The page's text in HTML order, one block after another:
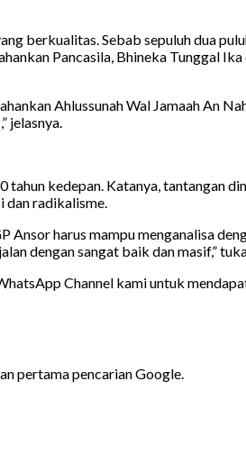
berkualitas. Sebab sepuluh dua
Pancasila, Bhineka Tunggal
Ahlussunah Wal Jamaah An
jelasnya.
tahun kedepan. Katanya, tantangan
dan radikalisme.
harus mampu menganalisa
dengan sangat baik dan masif,”
Channel kami untuk
pertama pencarian Google.